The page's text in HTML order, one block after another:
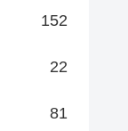
152
22
81